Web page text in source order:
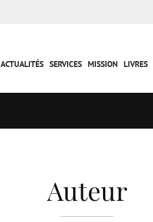
ACTUALITÉS SERVICES MISSION LIVRES
Auteur